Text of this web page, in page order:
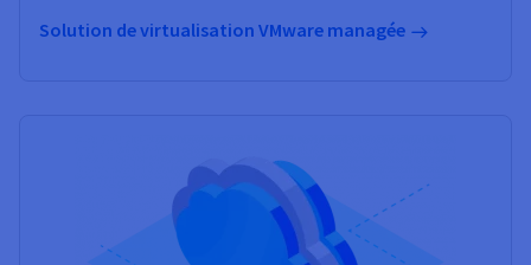
Solution de virtualisation VMware managée